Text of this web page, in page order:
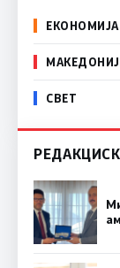
ЕКОНОМИЈА
СВЕТ